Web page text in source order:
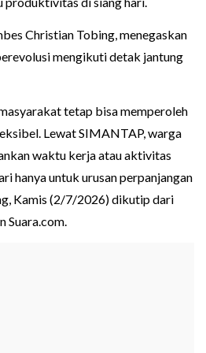
Christian Tobing, menegaskan
mengikuti detak jantung
tetap bisa memperoleh
Lewat SIMANTAP, warga
waktu kerja atau aktivitas
hanya untuk urusan perpanjangan
Kamis (2/7/2026) dikutip dari
Suara.com.